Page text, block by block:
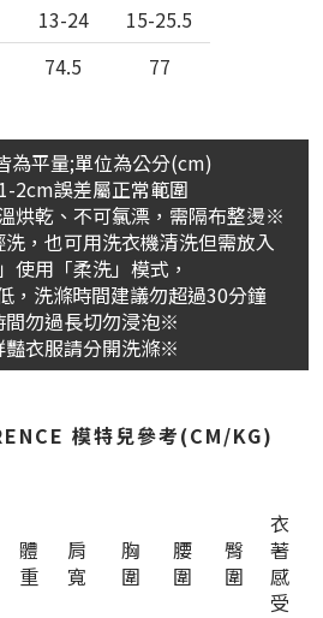
13-24
15-25.5
74.5 77
為平量;單位為公分(cm)
2cm誤差屬正常範圍
烘乾、不可氯漂，需隔布整燙※
，也可用洗衣機清洗但需放入
使用「柔洗」模式，
，洗滌時間建議勿超過30分鐘
勿過長切勿浸泡※
衣服請分開洗滌※
模特兒參考(CM/KG)
體
重
肩
寬
胸
圍
腰
圍
臀
圍
衣
著
感
受